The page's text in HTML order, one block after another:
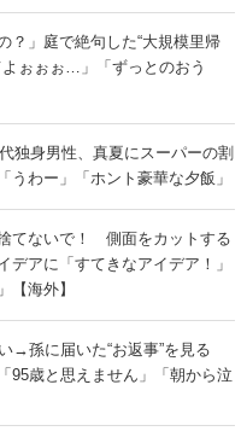
？」庭で絶句した“大規模里帰
よぉぉぉ…」「ずっとのおう
独身男性、真夏にスーパーの割
わー」「ホント豪華な夕飯」
てないで！ 側面をカットする
アに「すてきなアイデア！」
【海外】
→孫に届いた“お返事”を見る
歳と思えません」「朝から泣